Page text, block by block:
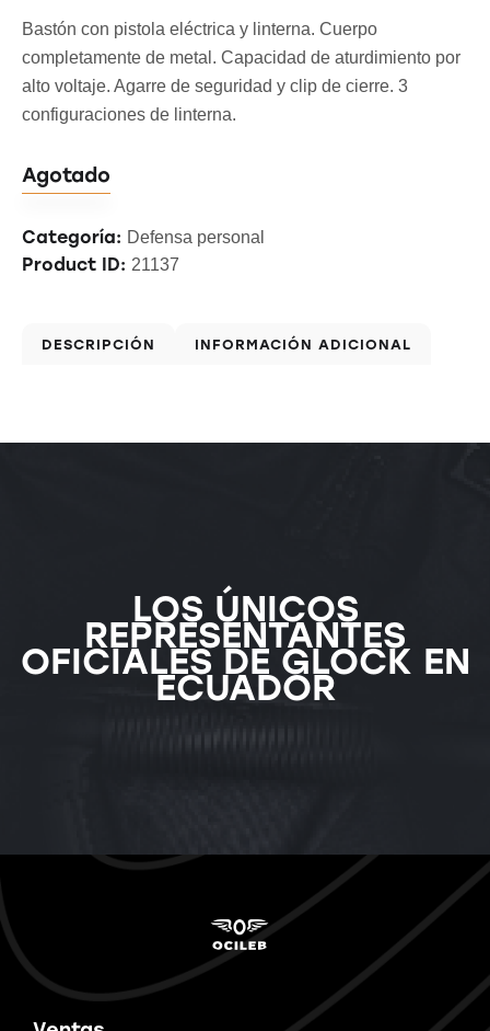
Bastón con pistola eléctrica y linterna. Cuerpo
completamente de metal. Capacidad de aturdimiento por
alto voltaje. Agarre de seguridad y clip de cierre. 3
configuraciones de linterna.
Agotado
Categoría: Defensa personal
Product ID: 21137
DESCRIPCIÓN INFORMACIÓN ADICIONAL
LOS ÚNICOS
REPRESENTANTES
OFICIALES DE GLOCK EN
ECUADOR